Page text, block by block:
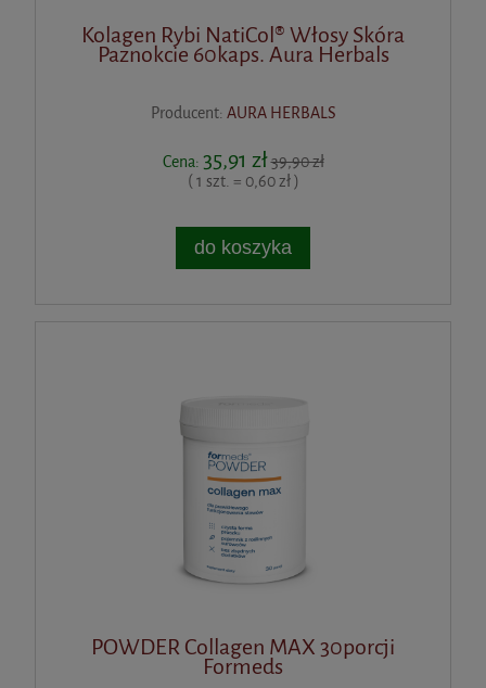
Kolagen Rybi NatiCol® Włosy Skóra
Paznokcie 60kaps. Aura Herbals
Producent: AURA HERBALS
Cena: 35,91 zł39,90 zł
( 1 szt. = 0,60 zł )
do koszyka
POWDER Collagen MAX 30porcji
Formeds